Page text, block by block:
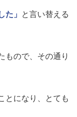
た」
と言い替える
もので、その通り
とになり、とても